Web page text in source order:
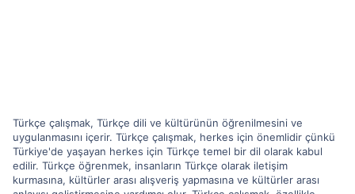
Türkçe çalışmak, Türkçe dili ve kültürünün öğrenilmesini ve
uygulanmasını içerir. Türkçe çalışmak, herkes için önemlidir çünkü
Türkiye'de yaşayan herkes için Türkçe temel bir dil olarak kabul
edilir. Türkçe öğrenmek, insanların Türkçe olarak iletişim
kurmasına, kültürler arası alışveriş yapmasına ve kültürler arası